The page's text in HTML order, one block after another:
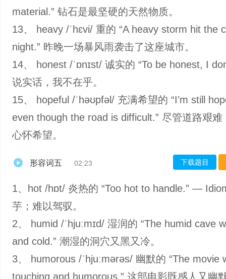
material.” 钻石是最坚硬的天然物质。
13、 heavy /ˈhɛvi/ 重的 “A heavy storm hit the
night.” 昨晚一场暴风雨袭击了这座城市。
14、 honest /ˈɒnɪst/ 诚实的 “To be honest, I
说实话，我不在乎。
15、 hopeful /ˈhəʊpfəl/ 充满希望的 “I’m still
even though the road is difficult.” 尽管道路艰难
心怀希望。
形容词五 02:23 下载题目
1、hot /hɒt/ 炎热的 “Too hot to handle.” —
芋；难以驾驭。
2、 humid /ˈhjuːmɪd/ 湿润的 “The humid cave
and cold.” 潮湿的洞穴又黑又冷。
3、 humorous /ˈhjuːmərəs/ 幽默的 “The movie
touching and humorous.” 这部电影既感人又幽